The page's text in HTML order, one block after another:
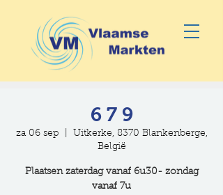
6 7 9
za 06 sep
Uitkerke, 8370 Blankenberge,
België
Plaatsen zaterdag vanaf 6u30- zondag
vanaf 7u